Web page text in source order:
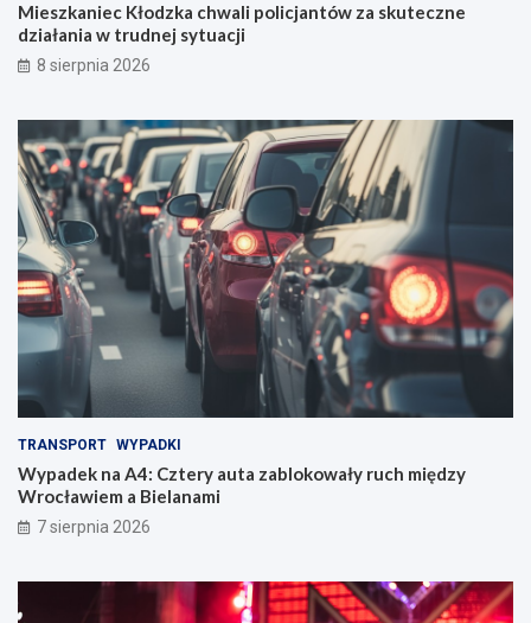
Mieszkaniec Kłodzka chwali policjantów za skuteczne
działania w trudnej sytuacji
8 sierpnia 2026
TRANSPORT WYPADKI
Wypadek na A4: Cztery auta zablokowały ruch między
Wrocławiem a Bielanami
7 sierpnia 2026